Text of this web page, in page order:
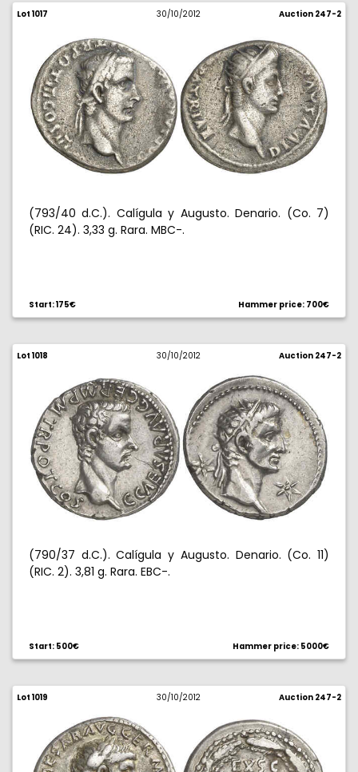
Lot 1017 30/10/2012 Auction 247-2
(793/40 d.C.). Calígula y Augusto. Denario. (Co. 7)
(RIC. 24). 3,33 g. Rara. MBC-.
Start: 175€ Hammer price: 700€
Lot 1018 30/10/2012 Auction 247-2
(790/37 d.C.). Calígula y Augusto. Denario. (Co. 11)
(RIC. 2). 3,81 g. Rara. EBC-.
Start: 500€ Hammer price: 5000€
Lot 1019 30/10/2012 Auction 247-2